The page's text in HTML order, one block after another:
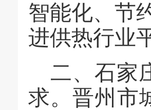
智能化、节
进供热行业
二、石家
求。晋州市